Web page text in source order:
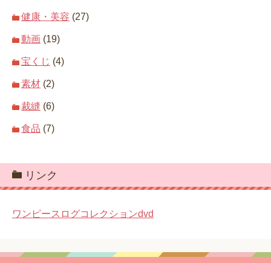
健康・美容 (27)
動画 (19)
宝くじ (4)
素材 (2)
裁縫 (6)
食品 (7)
リンク
ワンピースログコレクションdvd